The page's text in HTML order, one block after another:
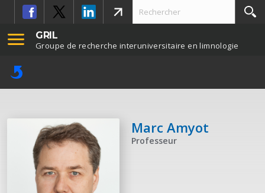
GRIL
Groupe de recherche interuniversitaire en limnologie
Marc Amyot
Professeur